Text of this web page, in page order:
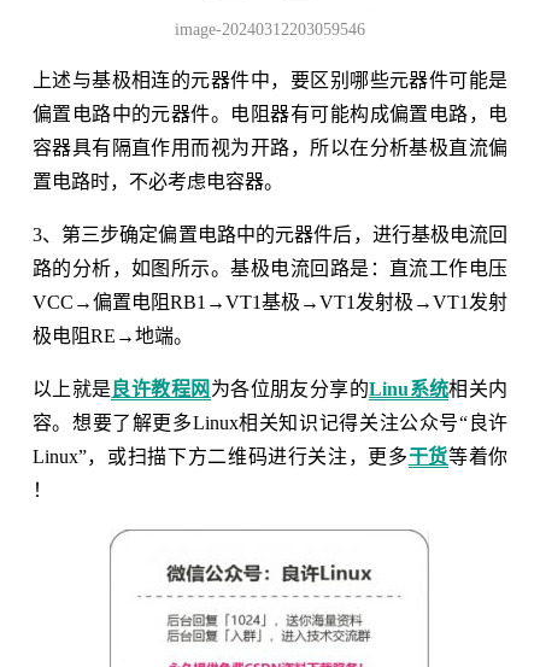
image-20240312203059546
上述与基极相连的元器件中，要区别哪些元器件可能是
偏置电路中的元器件。电阻器有可能构成偏置电路，电
容器具有隔直作用而视为开路，所以在分析基极直流偏
置电路时，不必考虑电容器。
3、第三步确定偏置电路中的元器件后，进行基极电流回
路的分析，如图所示。基极电流回路是：直流工作电压
VCC→偏置电阻RB1→VT1基极→VT1发射极→VT1发射
极电阻RE→地端。
以上就是 良许教程网 为各位朋友分享的Linu系统相关内
容。想要了解更多Linux相关知识记得关注公众号“良许
Linux”，或扫描下方二维码进行关注，更多干货等着你
！